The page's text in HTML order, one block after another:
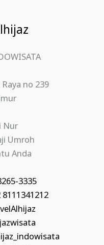
no 239
Nur
Umroh
Anda
3335
8111341212